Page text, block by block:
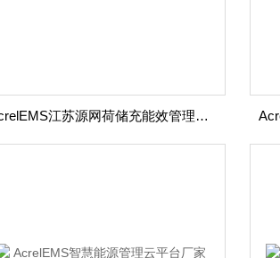
AcrelEMS江苏源网荷储充能效管理平台推荐厂家安科瑞